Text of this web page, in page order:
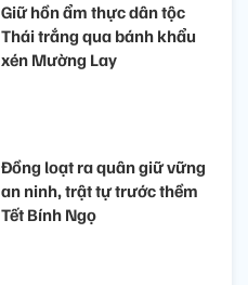
Giữ hồn ẩm thực dân tộc
Thái trắng qua bánh khẩu
xén Mường Lay
Đồng loạt ra quân giữ vững
an ninh, trật tự trước thềm
Tết Bính Ngọ